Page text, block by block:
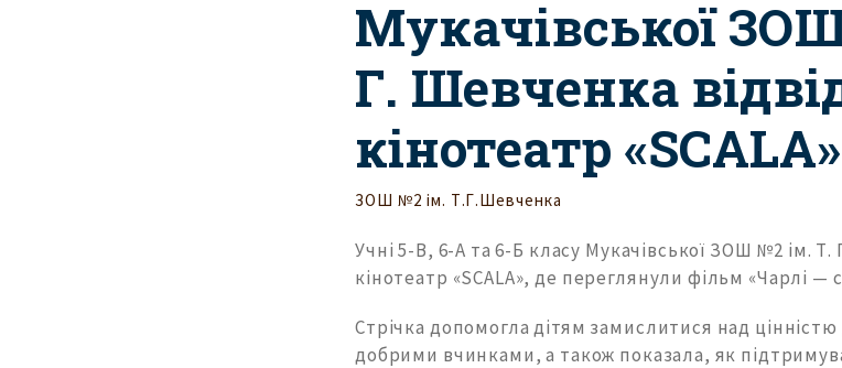
Мукачівської
Г. Шевченка
кінотеатр «SCALA»
ЗОШ №2 ім. Т.Г.Шевченка
Учні 5-В, 6-А та 6-Б класу Мукачівської ЗОШ №2 ім. Т.
кінотеатр «SCALA», де переглянули фільм «Чарлі —
Стрічка допомогла дітям замислитися над
добрими вчинками, а також показала, як